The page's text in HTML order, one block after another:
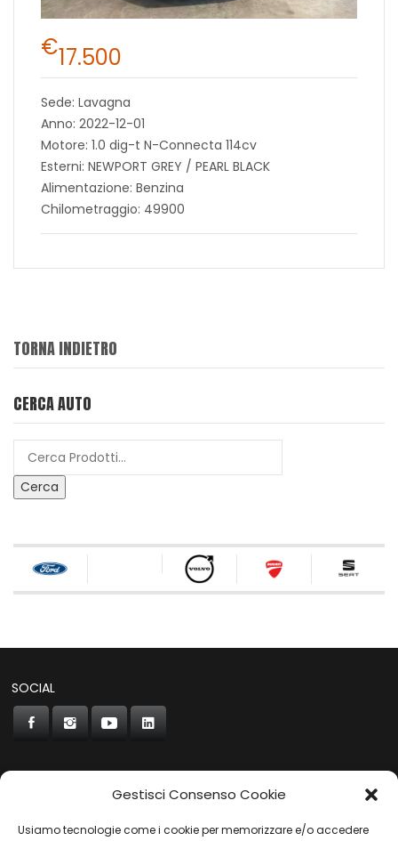
Gestisci Consenso Cookie
Usiamo tecnologie come i cookie per memorizzare e/o accedere
€17.500
Sede: Lavagna
Anno: 2022-12-01
Motore: 1.0 dig-t N-Connecta 114cv
Esterni: NEWPORT GREY / PEARL BLACK
Alimentazione: Benzina
Chilometraggio: 49900
TORNA INDIETRO
CERCA AUTO
Cerca
SOCIAL
CONCORDE